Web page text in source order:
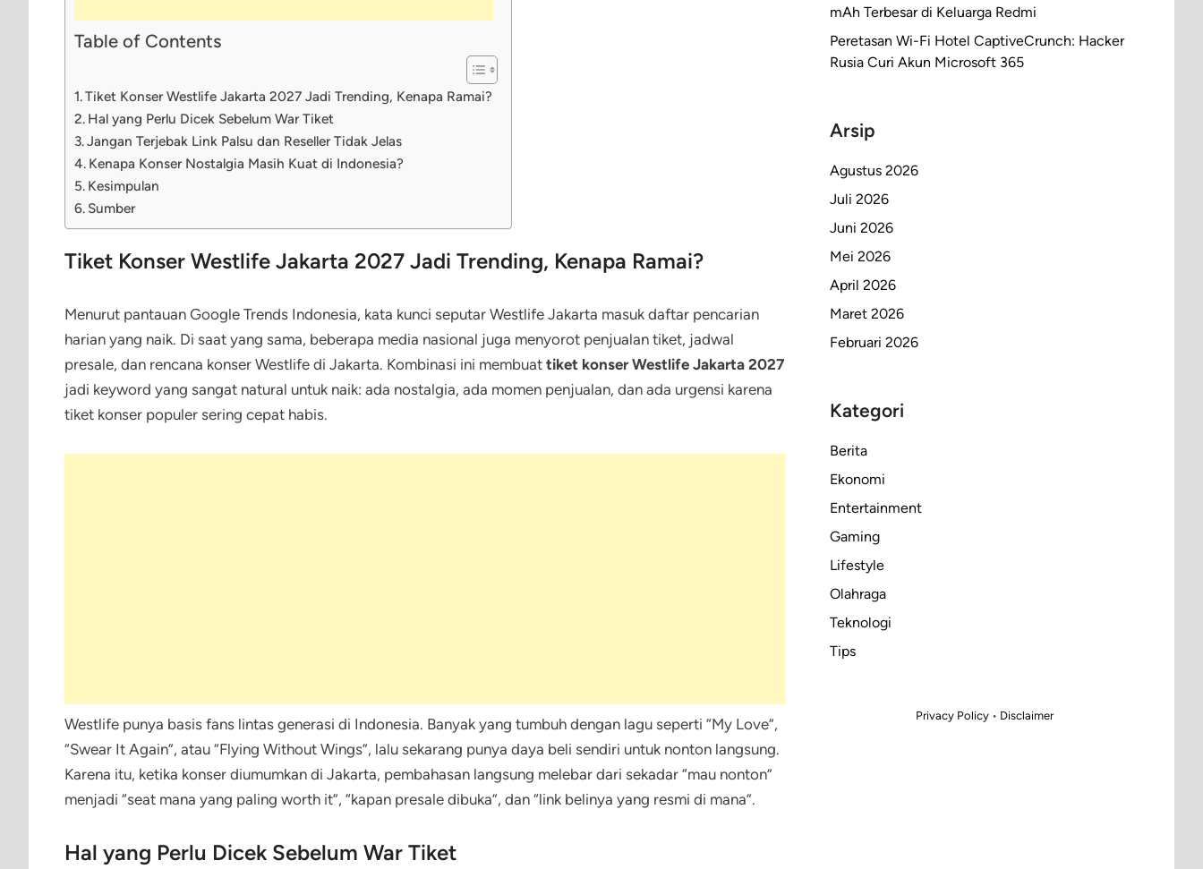
Table of Contents
Tiket Konser Westlife Jakarta 2027 Jadi Trending, Kenapa Ramai?
Hal yang Perlu Dicek Sebelum War Tiket
Jangan Terjebak Link Palsu dan Reseller Tidak Jelas
Kenapa Konser Nostalgia Masih Kuat di Indonesia?
Kesimpulan
Sumber
Tiket Konser Westlife Jakarta 2027 Jadi Trending, Kenapa Ramai?
Menurut pantauan Google Trends Indonesia, kata kunci seputar Westlife Jakarta masuk daftar pencarian
harian yang naik. Di saat yang sama, beberapa media nasional juga menyorot penjualan tiket, jadwal
presale, dan rencana konser Westlife di Jakarta. Kombinasi ini membuat tiket konser Westlife Jakarta 2027
jadi keyword yang sangat natural untuk naik: ada nostalgia, ada momen penjualan, dan ada urgensi karena
tiket konser populer sering cepat habis.
Westlife punya basis fans lintas generasi di Indonesia. Banyak yang tumbuh dengan lagu seperti “My Love”,
“Swear It Again”, atau “Flying Without Wings”, lalu sekarang punya daya beli sendiri untuk nonton langsung.
Karena itu, ketika konser diumumkan di Jakarta, pembahasan langsung melebar dari sekadar “mau nonton”
menjadi “seat mana yang paling worth it”, “kapan presale dibuka”, dan “link belinya yang resmi di mana”.
Hal yang Perlu Dicek Sebelum War Tiket
mAh Terbesar di Keluarga Redmi
Peretasan Wi-Fi Hotel CaptiveCrunch: Hacker
Rusia Curi Akun Microsoft 365
Arsip
Agustus 2026
Juli 2026
Juni 2026
Mei 2026
April 2026
Maret 2026
Februari 2026
Kategori
Berita
Ekonomi
Entertainment
Gaming
Lifestyle
Olahraga
Teknologi
Tips
Privacy Policy• Disclaimer